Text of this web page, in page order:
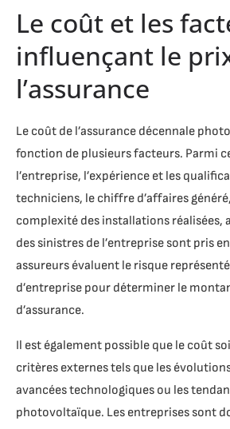
Le coût et les
influençant le
l’assurance
Le coût de l’assurance décennale
fonction de plusieurs facteurs. Parmi
l’entreprise, l’expérience et les
techniciens, le chiffre d’affaires
complexité des installations réalisées,
des sinistres de l’entreprise sont pris
assureurs évaluent le risque
d’entreprise pour déterminer le
d’assurance.
Il est également possible que le coût
critères externes tels que les
avancées technologiques ou les
photovoltaïque. Les entreprises sont